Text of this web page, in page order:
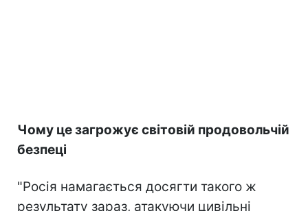
Чому це загрожує світовій продовольчій
безпеці
"Росія намагається досягти такого ж
результату зараз, атакуючи цивільні